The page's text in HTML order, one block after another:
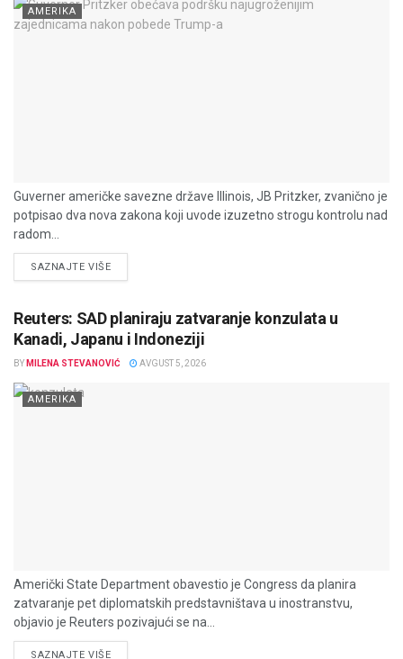
AMERIKA
Guverner američke savezne države Illinois, JB Pritzker, zvanično je
potpisao dva nova zakona koji uvode izuzetno strogu kontrolu nad
radom...
SAZNAJTE VIŠEDETAILS
Reuters: SAD planiraju zatvaranje konzulata u
Kanadi, Japanu i Indoneziji
BY MILENA STEVANOVIĆ AVGUST 5, 2026
AMERIKA
Američki State Department obavestio je Congress da planira
zatvaranje pet diplomatskih predstavništava u inostranstvu,
objavio je Reuters pozivajući se na...
SAZNAJTE VIŠEDETAILS